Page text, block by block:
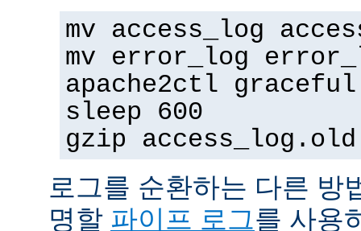
mv access_log
mv error_log
apache2ctl graceful
sleep 600
gzip
로그를 순환하는 다른 방
명할 파이프 로그를 사용